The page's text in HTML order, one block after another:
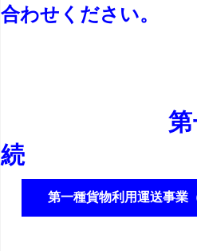
合わせください。
続
第一種貨物利用運送事業